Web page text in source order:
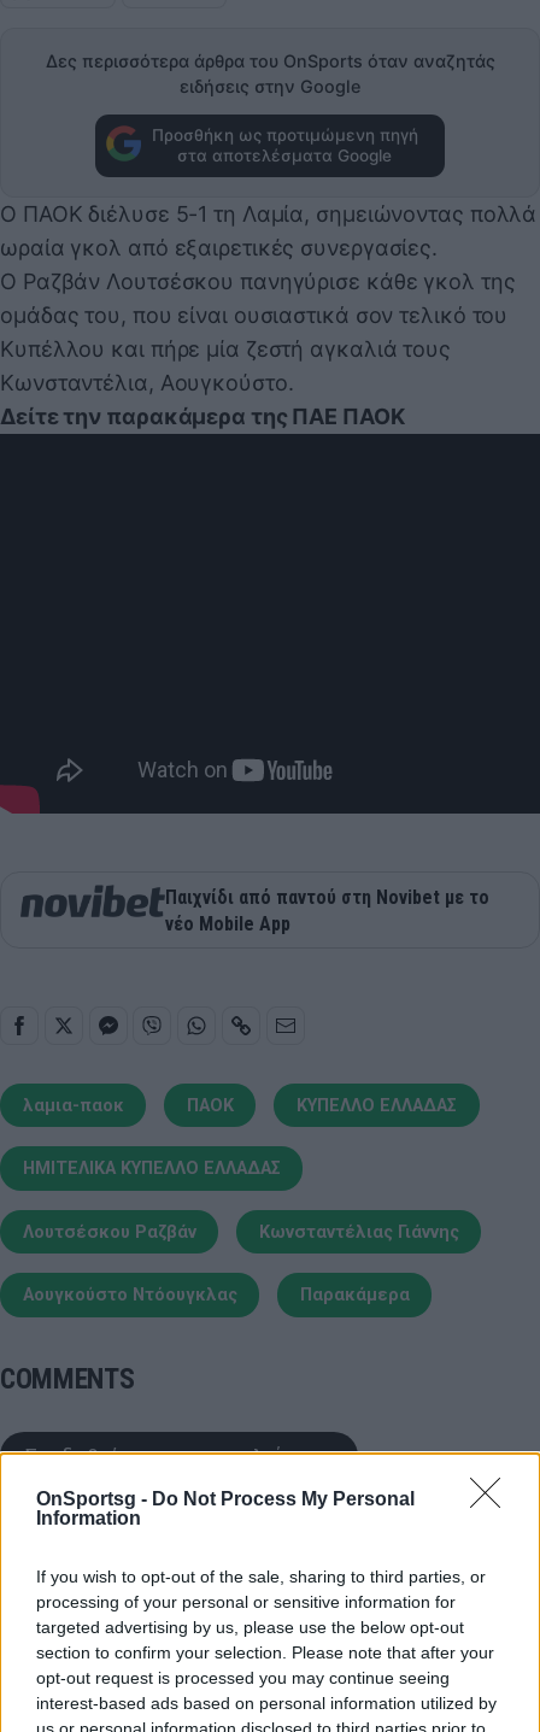
OnSportsg - Do Not Process My Personal
Information
If you wish to opt-out of the sale, sharing to third parties, or
processing of your personal or sensitive information for
targeted advertising by us, please use the below opt-out
section to confirm your selection. Please note that after your
opt-out request is processed you may continue seeing
interest-based ads based on personal information utilized by
us or personal information disclosed to third parties prior to
Δες περισσότερα άρθρα του OnSports όταν αναζητάς
ειδήσεις στην Google
Προσθήκη ως προτιμώμενη πηγή
στα αποτελέσματα Google
Ο ΠΑΟΚ διέλυσε 5-1 τη Λαμία, σημειώνοντας πολλά
ωραία γκολ από εξαιρετικές συνεργασίες.
Ο Ραζβάν Λουτσέσκου πανηγύρισε κάθε γκολ της
ομάδας του, που είναι ουσιαστικά σον τελικό του
Κυπέλλου και πήρε μία ζεστή αγκαλιά τους
Κωνσταντέλια, Αουγκούστο.
Δείτε την παρακάμερα της ΠΑΕ ΠΑΟΚ
Παιχνίδι από παντού στη Novibet με το
νέο Mobile App
λαμια-παοκ ΠΑΟΚ ΚΥΠΕΛΛΟ ΕΛΛΑΔΑΣ
ΗΜΙΤΕΛΙΚΑ ΚΥΠΕΛΛΟ ΕΛΛΑΔΑΣ
Λουτσέσκου Ραζβάν Κωνσταντέλιας Γιάννης
Αουγκούστο Ντόουγκλας Παρακάμερα
COMMENTS
Συνδεθείτε για να σχολιάσετε
LATEST NEWS
ΜΠΑΣΚΕΤ
Εθνική Ελλάδας: Απίθανο για Γιάννη Αντετοκούνμπο,
με Καλάθη και Ντόρσεϊ στους «τελικούς»